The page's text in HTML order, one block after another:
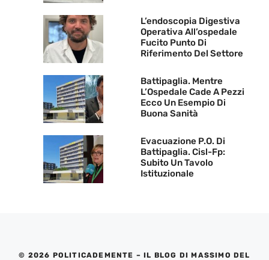
L’endoscopia Digestiva
Operativa All’ospedale
Fucito Punto Di
Riferimento Del Settore
Battipaglia. Mentre
L’Ospedale Cade A Pezzi
Ecco Un Esempio Di
Buona Sanità
Evacuazione P.O. Di
Battipaglia. Cisl-Fp:
Subito Un Tavolo
Istituzionale
© 2026 POLITICADEMENTE – IL BLOG DI MASSIMO DEL